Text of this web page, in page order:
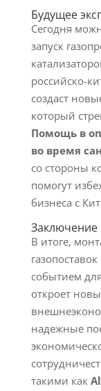
Будущее
Сегодня
запуск
российско-
создаст
который
Помощь в
во время
со стороны
помогут
бизнеса с
Заключение
В итоге,
событием
откроет
надежные
такими как